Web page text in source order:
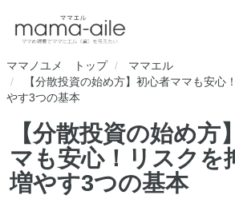
ママノユメ トップ
ママエル
【分散投資の始め方】初心者ママも安心
やす3つの基本
【分散投資の始め方
マも安心！リスクを
増やす3つの基本